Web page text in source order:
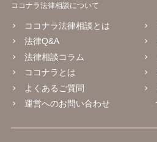
ココナラ法律相談について
ココナラ法律相談とは
法律Q&A
法律相談コラム
ココナラとは
よくあるご質問
運営へのお問い合わせ